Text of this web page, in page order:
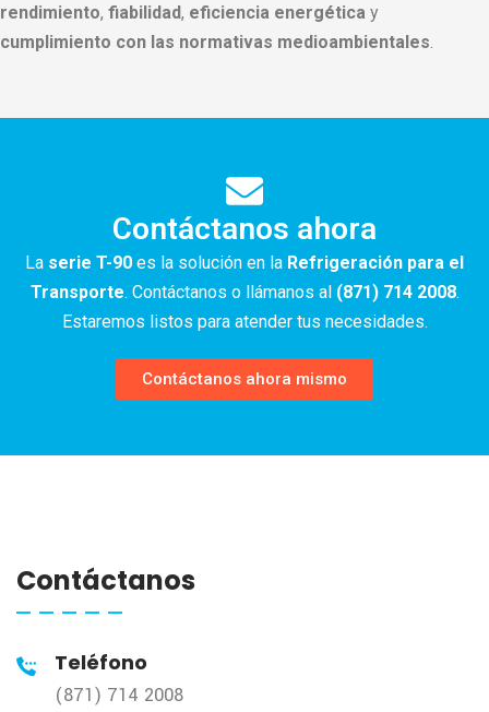
rendimiento, fiabilidad, eficiencia energética y
cumplimiento con las normativas medioambientales.
Contáctanos ahora
La serie T-90 es la solución en la Refrigeración para el
Transporte. Contáctanos o llámanos al (871) 714 2008.
Estaremos listos para atender tus necesidades.
Contáctanos ahora mismo
Contáctanos
Teléfono
(871) 714 2008